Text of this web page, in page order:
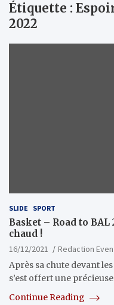
Étiquette :
2022
SLIDE SPORT
Basket – Road to BAL
chaud !
16/12/2021
Redaction
Après sa chute devant
s’est offert une
Continue Reading